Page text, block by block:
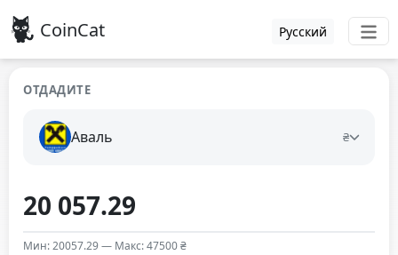
CoinCat Русский
ОТДАДИТЕ
Аваль ₴
Мин: 20057.29 — Макс: 47500 ₴